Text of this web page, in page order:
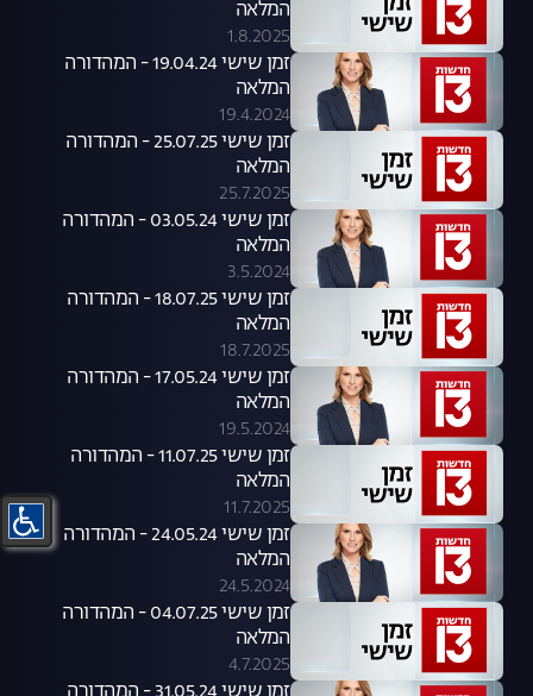
המלאה
1.8.2025
זמן שישי 19.04.24 - המהדורה
המלאה
19.4.2024
זמן שישי 25.07.25 - המהדורה
המלאה
25.7.2025
זמן שישי 03.05.24 - המהדורה
המלאה
3.5.2024
זמן שישי 18.07.25 - המהדורה
המלאה
18.7.2025
זמן שישי 17.05.24 - המהדורה
המלאה
19.5.2024
זמן שישי 11.07.25 - המהדורה
המלאה
11.7.2025
זמן שישי 24.05.24 - המהדורה
המלאה
24.5.2024
זמן שישי 04.07.25 - המהדורה
המלאה
4.7.2025